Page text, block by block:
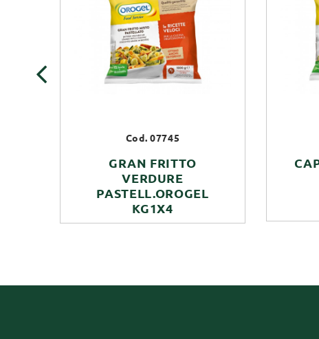
Cod. 07745
GRAN FRITTO
VERDURE
PASTELL.OROGEL
KG1X4